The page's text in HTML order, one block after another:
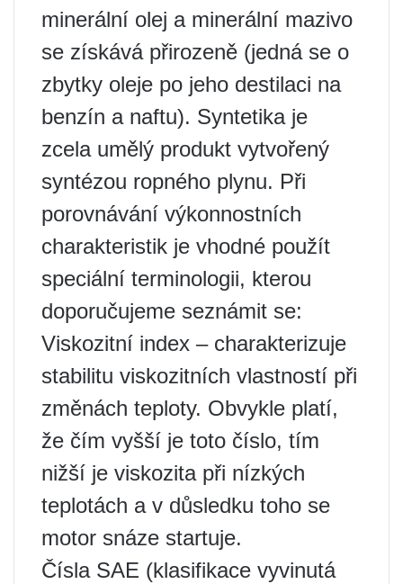
minerální olej a minerální mazivo
se získává přirozeně (jedná se o
zbytky oleje po jeho destilaci na
benzín a naftu). Syntetika je
zcela umělý produkt vytvořený
syntézou ropného plynu. Při
porovnávání výkonnostních
charakteristik je vhodné použít
speciální terminologii, kterou
doporučujeme seznámit se:
Viskozitní index – charakterizuje
stabilitu viskozitních vlastností při
změnách teploty. Obvykle platí,
že čím vyšší je toto číslo, tím
nižší je viskozita při nízkých
teplotách a v důsledku toho se
motor snáze startuje.
Čísla SAE (klasifikace vyvinutá